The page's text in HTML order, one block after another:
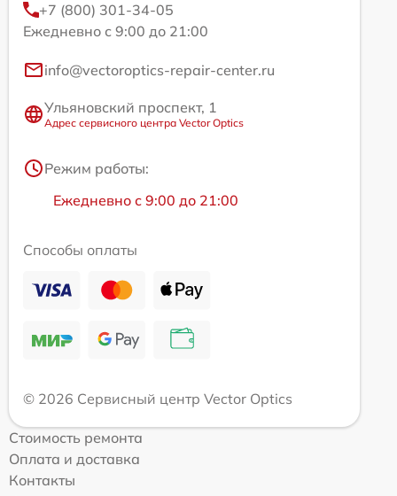
+7 (800) 301-34-05
Ежедневно с 9:00 до 21:00
info@vectoroptics-repair-center.ru
Ульяновский проспект, 1
Адрес сервисного центра Vector Optics
Режим работы:
Ежедневно с 9:00 до 21:00
Способы оплаты
© 2026 Сервисный центр Vector Optics
Стоимость ремонта
Оплата и доставка
Контакты